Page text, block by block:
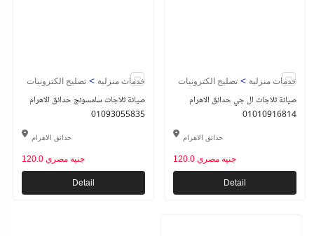
خدمات منزلية > تصليح الكترونيات
صيانة ثلاجات سامسونج حدائق الاهرام
01093055835
حدائق الاهرام
120.0 جنيه مصري
Detail
خدمات منزلية > تصليح الكترونيات
صيانة ثلاجات ال جي حدائق الاهرام
01010916814
حدائق الاهرام
120.0 جنيه مصري
Detail